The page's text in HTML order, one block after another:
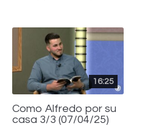
16:25
Como Alfredo por su
casa 3/3 (07/04/25)